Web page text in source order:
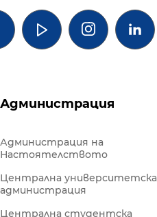

Администрация
Администрация на
Настоятелството
Централна университетска
администрация
Централна студентска